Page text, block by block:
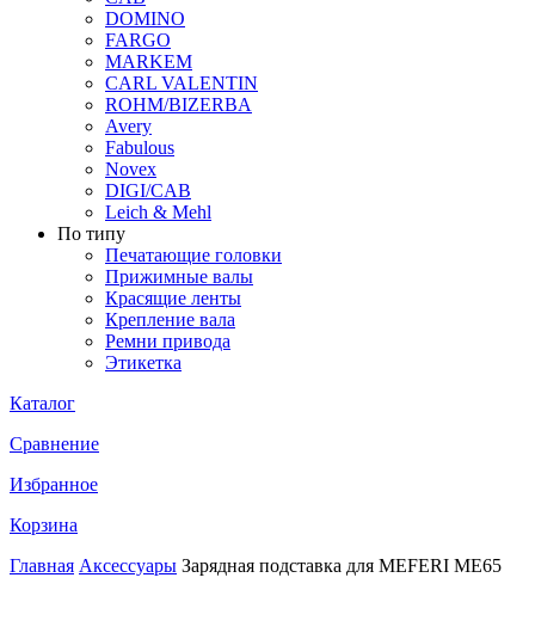
DOMINO
FARGO
MARKEM
CARL VALENTIN
ROHM/BIZERBA
Avery
Fabulous
Novex
DIGI/CAB
Leich & Mehl
По типу
Печатающие головки
Прижимные валы
Красящие ленты
Крепление вала
Ремни привода
Этикетка
Каталог
Сравнение
Избранное
Корзина
Главная Аксессуары Зарядная подставка для MEFERI ME65